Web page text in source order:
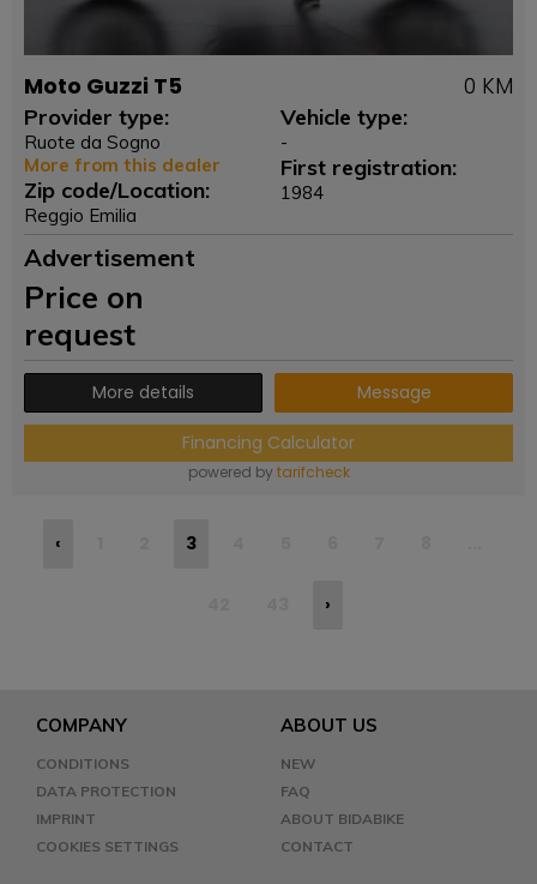
Moto Guzzi T5 0 KM
Provider type:
Ruote da Sogno
More from this dealer
Zip code/Location:
Reggio Emilia
Vehicle type:
-
First registration:
1984
Advertisement
Price on
request
More details Message
Financing Calculator
powered by tarifcheck
‹ 3
›
COMPANY
CONDITIONS
DATA PROTECTION
IMPRINT
COOKIES SETTINGS
ABOUT US
NEW
FAQ
ABOUT BIDABIKE
CONTACT